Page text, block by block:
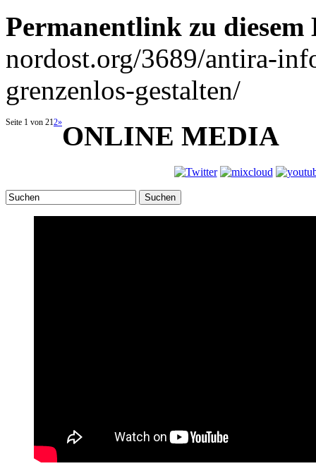
Permanentlink zu
nordost.org/3689/antira-
grenzenlos-gestalten/
Seite 1 von 212»ONLINE MEDIA
Suchen